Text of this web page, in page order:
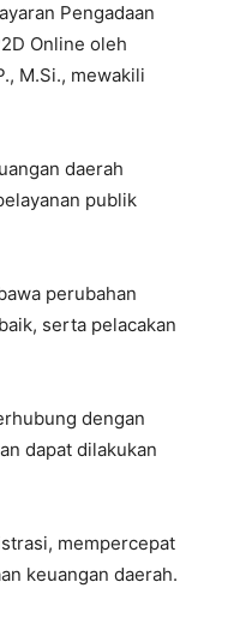
Pengadaan
Online oleh
M.Si., mewakili
daerah
publik
perubahan
serta pelacakan
dengan
dapat dilakukan
mempercepat
keuangan daerah.